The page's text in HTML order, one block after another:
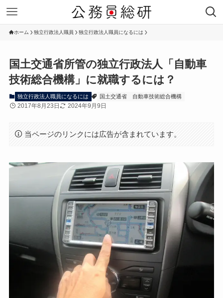
ホーム 独立行政法人職員 独立行政法人職員になるには
国土交通省所管の独立行政法人「自動車
技術総合機構」に就職するには？
独立行政法人職員になるには 国土交通省 自動車技術総合機構
2017年8月23日 2024年9月9日
当ページのリンクには広告が含まれています。